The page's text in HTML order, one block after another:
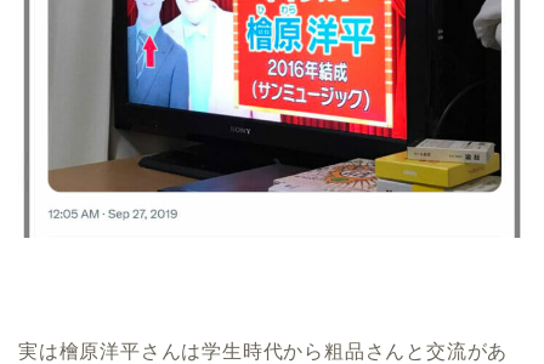
実は檜原洋平さんは学生時代から粗品さんと交流があ